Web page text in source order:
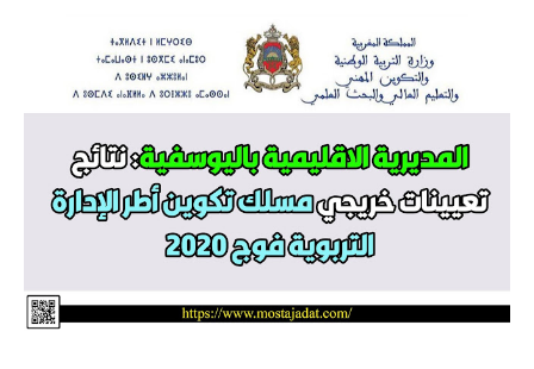
خدمات
خدمات FM6
خدمات CNOPS
خدمات MGEN
جذاذات